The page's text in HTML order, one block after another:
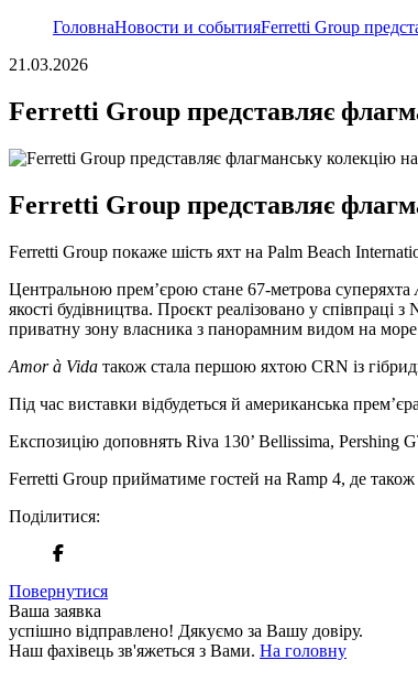
ГоловнаНовости и событияFerretti Group
21.03.2026
Ferretti Group представляє
Ferretti Group представляє
Ferretti Group покаже шість яхт на Palm Beach
Центральною прем’єрою стане 67-метрова суперяхта
якості будівництва. Проєкт реалізовано у
приватну зону власника з панорамним видом на
Amor à Vida також стала першою яхтою CRN із
Під час виставки відбудеться й американська
Експозицію доповнять Riva 130’ Bellissima, Pershing
Ferretti Group прийматиме гостей на Ramp 4, де
Поділитися:
Повернутися
Ваша заявка
успішно відправлено! Дякуємо за Вашу довіру.
Наш фахівець зв'яжеться з Вами. На головну